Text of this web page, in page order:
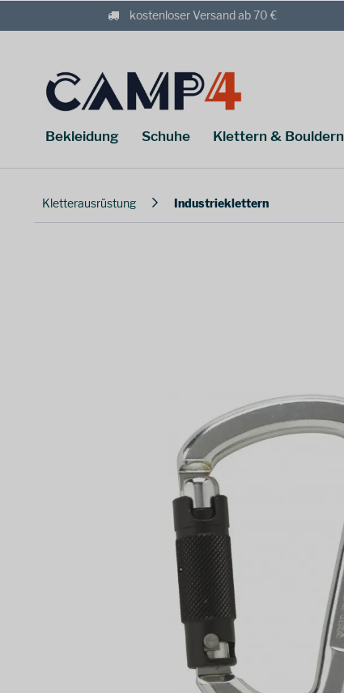
kostenloser Versand ab 70 €
Bekleidung Schuhe Klettern & Bouldern
Kletterausrüstung Industrieklettern